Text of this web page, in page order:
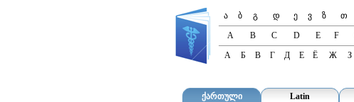
ა ბ გ დ ე ვ ზ თ
A
B C D E F
А
Б В Г Д Е Ё Ж З
ქართული Latin